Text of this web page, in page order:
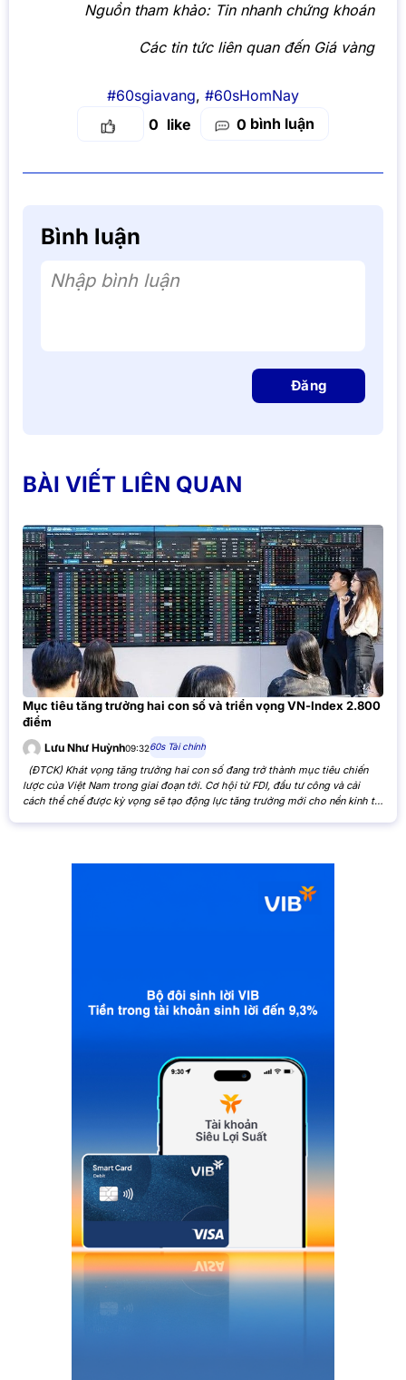
Nguồn tham khảo: Tin nhanh chứng khoán
Các tin tức liên quan đến Giá vàng
#60sgiavang, #60sHomNay
0
0 bình luận
Bình luận
Nhập bình luận
Đăng
BÀI VIẾT LIÊN QUAN
Mục tiêu tăng trưởng hai con số và triển vọng VN-Index 2.800
điểm
Lưu Như Huỳnh09:3260s Tài chính
(ĐTCK) Khát vọng tăng trưởng hai con số đang trở thành mục tiêu chiến
lược của Việt Nam trong giai đoạn tới. Cơ hội từ FDI, đầu tư công và cải
cách thể chế được kỳ vọng sẽ tạo động lực tăng trưởng mới cho nền kinh tế,